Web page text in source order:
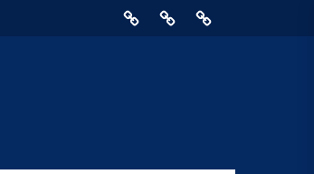
HomePrivacyAthirady